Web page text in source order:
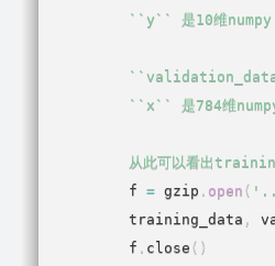
``y`` 是10维
``x`` 是784维
从此可以看出
    f
= gzip . open (
    training_data
,
    f
. close ( )